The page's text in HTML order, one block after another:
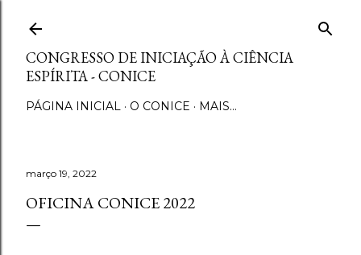
CONGRESSO DE INICIAÇÃO À CIÊNCIA
ESPÍRITA - CONICE
PÁGINA INICIAL O CONICE MAIS…
março 19, 2022
OFICINA CONICE 2022